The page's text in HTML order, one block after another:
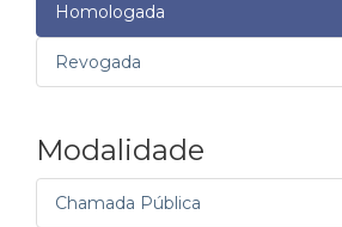
Homologada
Revogada
Modalidade
Chamada Pública